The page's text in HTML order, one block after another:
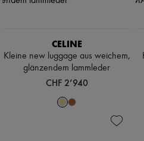
CELINE
Kleine new luggage aus weichem,
glänzendem lammleder
CHF 2’940